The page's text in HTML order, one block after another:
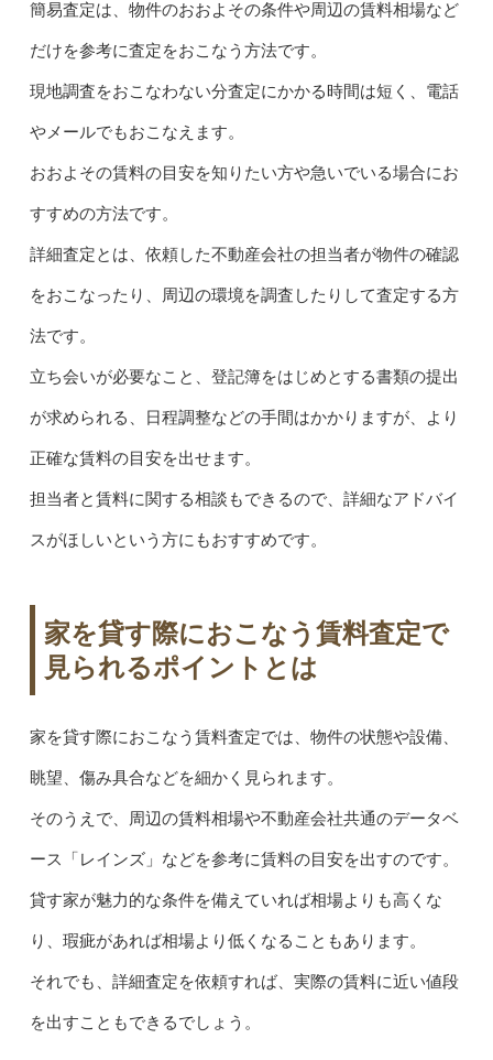
簡易査定は、物件のおおよその条件や周辺の賃料相場など
だけを参考に査定をおこなう方法です。
現地調査をおこなわない分査定にかかる時間は短く、電話
やメールでもおこなえます。
おおよその賃料の目安を知りたい方や急いでいる場合にお
すすめの方法です。
詳細査定とは、依頼した不動産会社の担当者が物件の確認
をおこなったり、周辺の環境を調査したりして査定する方
法です。
立ち会いが必要なこと、登記簿をはじめとする書類の提出
が求められる、日程調整などの手間はかかりますが、より
正確な賃料の目安を出せます。
担当者と賃料に関する相談もできるので、詳細なアドバイ
スがほしいという方にもおすすめです。
家を貸す際におこなう賃料査定で
見られるポイントとは
家を貸す際におこなう賃料査定では、物件の状態や設備、
眺望、傷み具合などを細かく見られます。
そのうえで、周辺の賃料相場や不動産会社共通のデータベ
ース「レインズ」などを参考に賃料の目安を出すのです。
貸す家が魅力的な条件を備えていれば相場よりも高くな
り、瑕疵があれば相場より低くなることもあります。
それでも、詳細査定を依頼すれば、実際の賃料に近い値段
を出すこともできるでしょう。